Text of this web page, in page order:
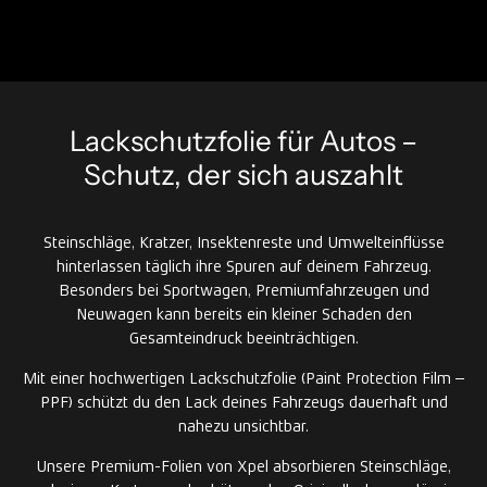
Lackschutzfolie für Autos –
Schutz, der sich auszahlt
Steinschläge, Kratzer, Insektenreste und Umwelteinflüsse
hinterlassen täglich ihre Spuren auf deinem Fahrzeug.
Besonders bei Sportwagen, Premiumfahrzeugen und
Neuwagen kann bereits ein kleiner Schaden den
Gesamteindruck beeinträchtigen.
Mit einer hochwertigen Lackschutzfolie (Paint Protection Film –
PPF) schützt du den Lack deines Fahrzeugs dauerhaft und
nahezu unsichtbar.
Unsere Premium-Folien von Xpel absorbieren Steinschläge,